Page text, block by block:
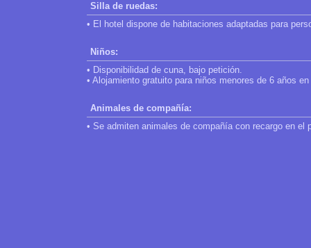
Silla de ruedas:
• El hotel dispone de habitaciones adaptadas para
Niños:
• Disponibilidad de cuna, bajo petición.
• Alojamiento gratuito para niños menores de 6 años
Animales de compañía:
• Se admiten animales de compañía con recargo en el